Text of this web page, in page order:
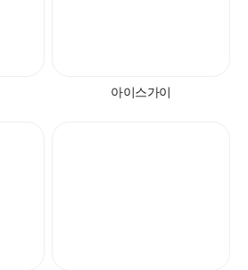
아이스가이